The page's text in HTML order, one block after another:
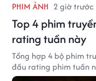
PHIM ẢNH 2 giờ trước
Top 4 phim
rating tuần này
Tổng hợp 4 bộ phim
đầu rating phim tuần